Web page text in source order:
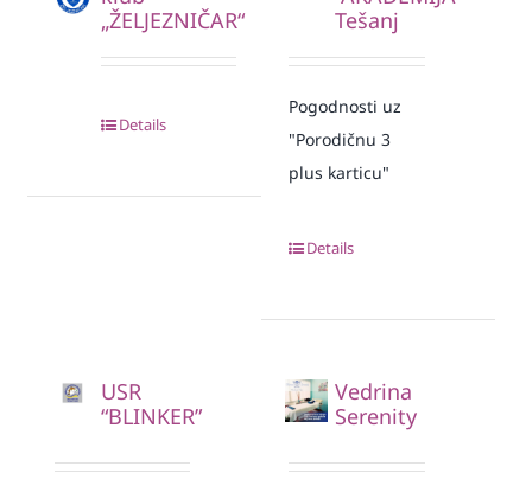
„ŽELJEZNIČAR“
Details
Tešanj
Pogodnosti uz
"Porodičnu 3
plus karticu"
Details
USR
“BLINKER”
Vedrina
Serenity